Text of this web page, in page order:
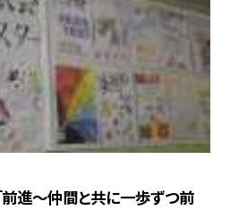
進〜仲間と共に一歩ずつ前